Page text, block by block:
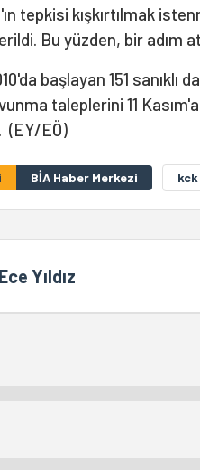
tepkisi kışkırtılmak
Bu yüzden, bir adım
başlayan 151 sanıklı
taleplerini 11
(EY/EÖ)
BİA Haber Merkezi kck
Ece Yıldız